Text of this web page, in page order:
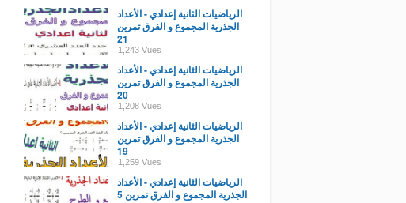
الرياضيات الثانية إعدادي - الأعداد
الجذرية المجموع و الفرق تمرين
21
1,243 Vues
الرياضيات الثانية إعدادي - الأعداد
الجذرية المجموع و الفرق تمرين
20
1,208 Vues
الرياضيات الثانية إعدادي - الأعداد
الجذرية المجموع و الفرق تمرين
19
1,259 Vues
الرياضيات الثانية إعدادي - الأعداد
الجذرية المجموع و الفرق تمرين 5